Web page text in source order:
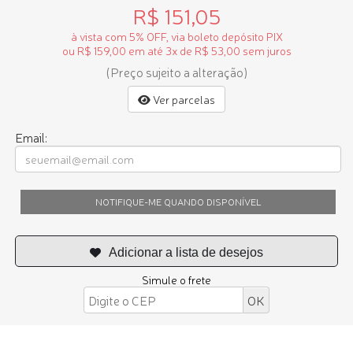
R$ 151,05
à vista com 5% OFF, via boleto depósito PIX
ou R$ 159,00 em até 3x de R$ 53,00 sem juros
(Preço sujeito a alteração)
Ver parcelas
Email:
NOTIFIQUE-ME QUANDO DISPONÍVEL
Simule o frete